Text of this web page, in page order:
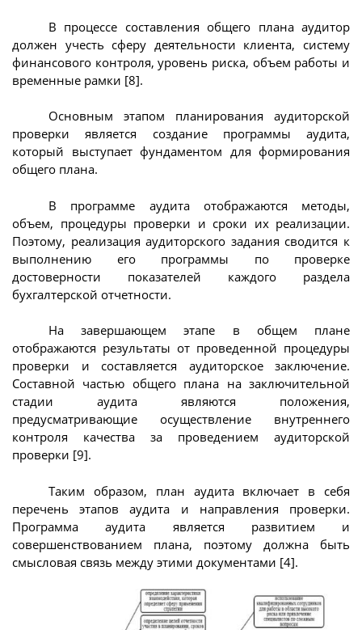
В процессе составления общего плана аудитор
должен учесть сферу деятельности клиента, систему
финансового контроля, уровень риска, объем работы и
временные рамки [8].
Основным этапом планирования аудиторской
проверки является создание программы аудита,
который выступает фундаментом для формирования
общего плана.
В программе аудита отображаются методы,
объем, процедуры проверки и сроки их реализации.
Поэтому, реализация аудиторского задания сводится к
выполнению его программы по проверке
достоверности показателей каждого раздела
бухгалтерской отчетности.
На завершающем этапе в общем плане
отображаются результаты от проведенной процедуры
проверки и составляется аудиторское заключение.
Составной частью общего плана на заключительной
стадии аудита являются положения,
предусматривающие осуществление внутреннего
контроля качества за проведением аудиторской
проверки [9].
Таким образом, план аудита включает в себя
перечень этапов аудита и направления проверки.
Программа аудита является развитием и
совершенствованием плана, поэтому должна быть
смысловая связь между этими документами [4].